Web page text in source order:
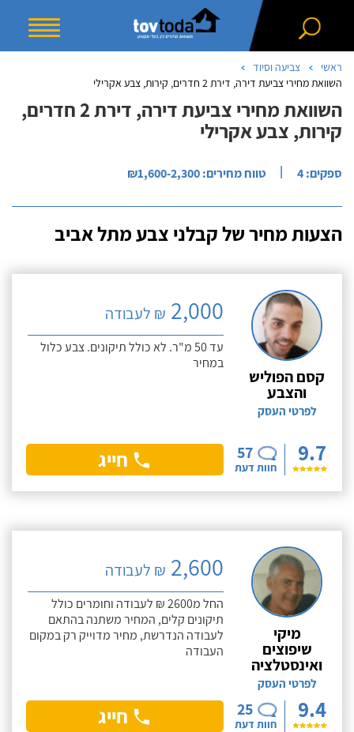
ראשי
צביעה וסיוד
השוואת מחירי צביעת דירה, דירת 2 חדרים, קירות, צבע אקרילי
השוואת מחירי צביעת דירה, דירת 2 חדרים,
קירות, צבע אקרילי
ספקים: 4 | טווח מחירים: ₪1,600-2,300
הצעות מחיר של קבלני צבע מתל אביב
קסם הפוליש
והצבע
לפרטי העסק
9.7
57
חוות דעת
2,000 ₪ לעבודה
עד 50 מ"ר. לא כולל תיקונים. צבע כלול
במחיר
חייג
מיקי
שיפוצים
ואינסטלציה
לפרטי העסק
9.4
25
חוות דעת
2,600 ₪ לעבודה
החל מ2600 ₪ לעבודה וחומרים כולל
תיקונים קלים, המחיר משתנה בהתאם
לעבודה הנדרשת, מחיר מדוייק רק במקום
העבודה
חייג